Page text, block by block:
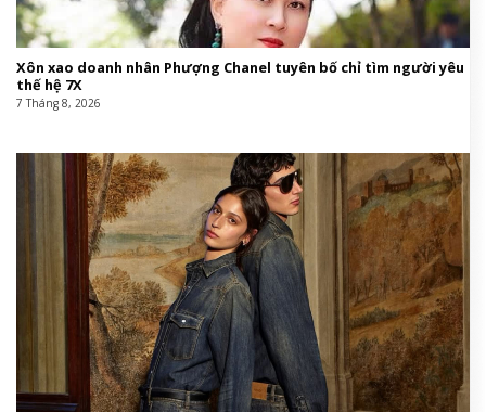
Xôn xao doanh nhân Phượng Chanel tuyên bố chỉ tìm người yêu
thế hệ 7X
7 Tháng 8, 2026